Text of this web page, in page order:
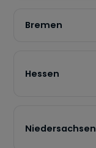
Bremen
Hessen
Niedersachsen